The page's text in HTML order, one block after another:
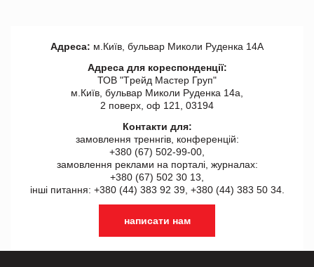
Адреса: м.Київ, бульвар Миколи Руденка 14А
Адреса для кореспонденції:
ТОВ "Tрейд Мастер Груп"
м.Київ, бульвар Миколи Руденка 14а,
2 поверх, оф 121, 03194
Контакти для:
замовлення треннгів, конференцій:
+380 (67) 502-99-00,
замовлення реклами на порталі, журналах:
+380 (67) 502 30 13,
інші питання: +380 (44) 383 92 39, +380 (44) 383 50 34.
написати нам